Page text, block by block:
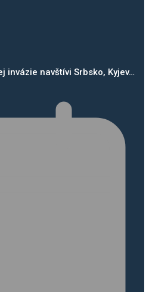
invázie navštívi Srbsko, Kyjev…